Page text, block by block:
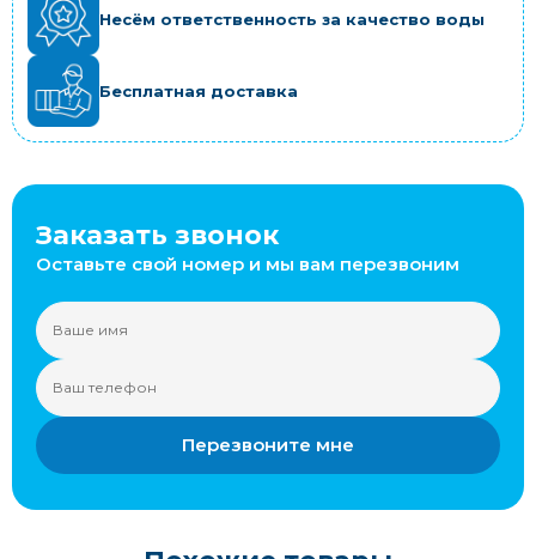
Несём ответственность за качество воды
Бесплатная доставка
Заказать звонок
Оставьте свой номер и мы вам перезвоним
Перезвоните мне